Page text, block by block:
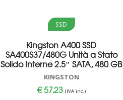
Aggiungi al carrello
SSD
Kingston A400 SSD
SA400S37/480G Unità a Stato
Solido Interne 2.5″ SATA, 480 GB
KINGSTON
€57,23 (IVA inc.)